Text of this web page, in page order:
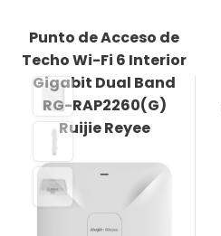
Punto de Acceso de
Techo Wi-Fi 6 Interior
Gigabit Dual Band
RG-RAP2260(G)
Ruijie Reyee